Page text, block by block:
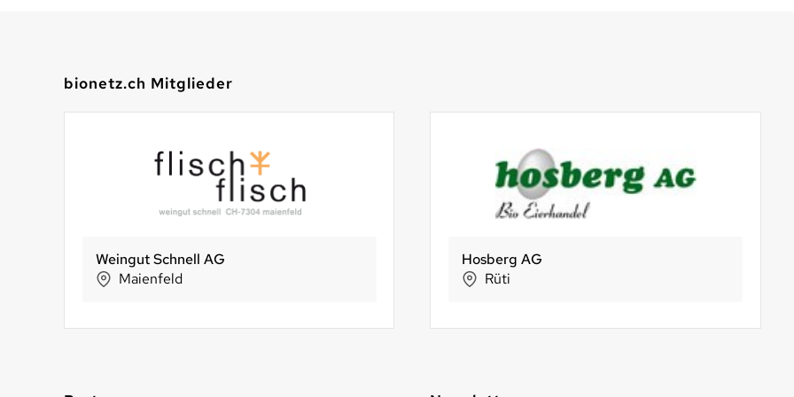
bionetz.ch Mitglieder
LUNA Die Luzerner Naturdrogerie
Luzern
Henauer Kaffee
Höri
Hosberg AG
Rüti
Weingut Schnell AG
Maienfeld
Alternative Bank Schweiz
Sun Snack AG